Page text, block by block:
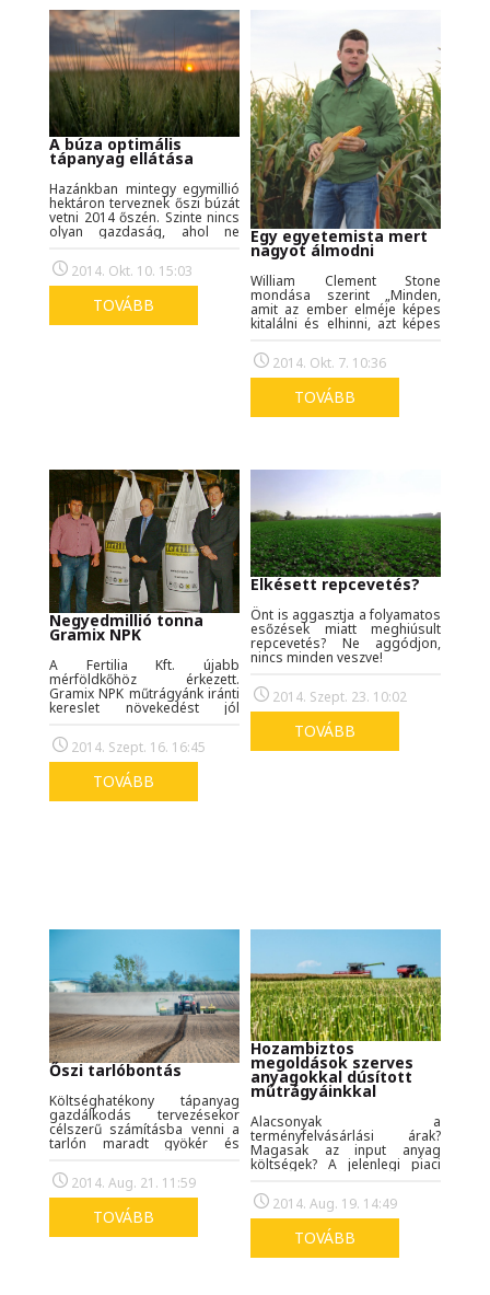
A búza optimális
tápanyag ellátása
Hazánkban mintegy egymillió
hektáron terveznek őszi búzát
vetni 2014 őszén. Szinte nincs
olyan gazdaság, ahol ne
körülmények között majd
minden termőhelyen
biztonságosan termeszthető.
A gazdaságossági
szempontok azonban
sokszor szemben állnak a
2014. Okt. 10. 15:03
TOVÁBB
Egy egyetemista mert
nagyot álmodni
William Clement Stone
mondása szerint „Minden,
amit az ember elméje képes
kitalálni és elhinni, azt képes
egyetemista a
szakdolgozatához felállított
kísérletének bemutatóját
2014. augusztus 26-ra tűzte ki.
2014. Okt. 7. 10:36
TOVÁBB
Negyedmillió tonna
Gramix NPK
A Fertilia Kft. újabb
mérföldkőhöz érkezett.
Gramix NPK műtrágyánk iránti
kereslet növekedést jól
gyártottuk le a
negyedmilliomodik tonnát a
termékünkből. Ez alkalomból
gyárlátogatással és
ünnepélyes díjátadóval
egybekötött sajtótájékoztatót
2014. Szept. 16. 16:45
TOVÁBB
Elkésett repcevetés?
Önt is aggasztja a folyamatos
esőzések miatt meghiúsult
repcevetés? Ne aggódjon,
nincs minden veszve!
2014. Szept. 23. 10:02
TOVÁBB
Őszi tarlóbontás
Költséghatékony tápanyag
gazdálkodás tervezésekor
célszerű számításba venni a
tarlón maradt gyökér és
hatóanyagait. Ezek csak jó
talajszerkezet és megfelelően
aktív talajélet esetén állnak
rendelkezésre, csak ekkor
tudnak költségcsökkentő
hatást gyakorolni.
2014. Aug. 21. 11:59
TOVÁBB
Hozambiztos
megoldások szerves
anyagokkal dúsított
műtrágyáinkkal
Alacsonyak a
terményfelvásárlási árak?
Magasak az input anyag
költségek? A jelenlegi piaci
kérdés, hogyan tudunk javítani
a jövedelmezőségünkön?
2014. Aug. 19. 14:49
TOVÁBB